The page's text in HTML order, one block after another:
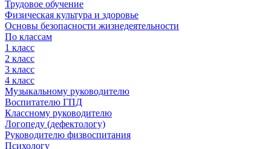
Трудовое обучение
Физическая культура и здоровье
Основы безопасности жизнедеятельности
По классам
1 класс
2 класс
3 класс
4 класс
Музыкальному руководителю
Воспитателю ГПД
Классному руководителю
Логопеду (дефектологу)
Руководителю физвоспитания
Психологу